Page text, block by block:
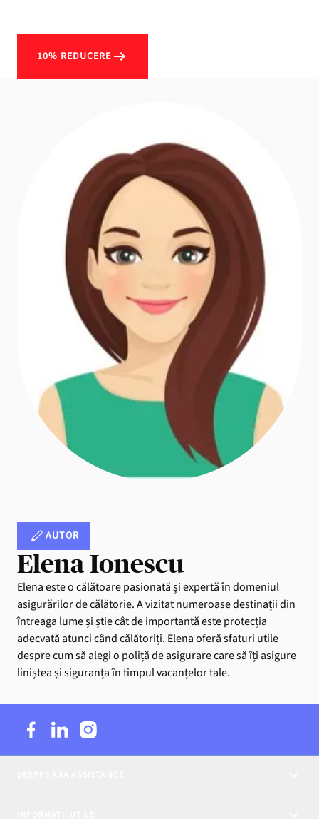
10% REDUCERE
AUTOR
Elena Ionescu
Elena este o călătoare pasionată și expertă în domeniul
asigurărilor de călătorie. A vizitat numeroase destinații din
întreaga lume și știe cât de importantă este protecția
adecvată atunci când călătoriți. Elena oferă sfaturi utile
despre cum să alegi o poliță de asigurare care să îți asigure
liniștea și siguranța în timpul vacanțelor tale.